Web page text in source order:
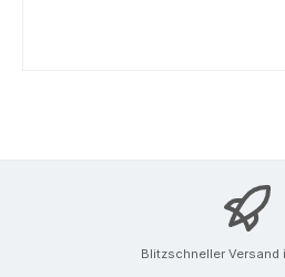
Blitzschneller Versand